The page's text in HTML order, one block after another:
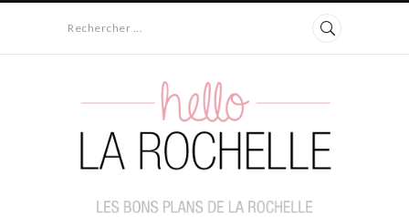
Rechercher ...